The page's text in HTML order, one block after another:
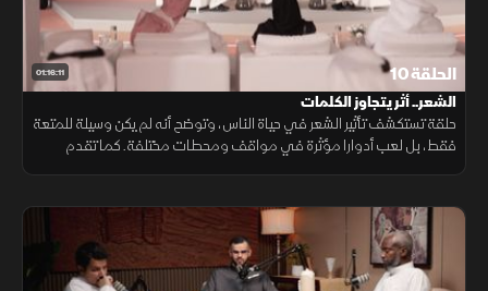
01:16:11 الحلقة 10
الشعر.. أثر يتجاوز الكلمات
حلقة تستكشف تأثير الشعر في حياة الناس، وتوضح أنه لم يكن وسيلة للمتعة
فقط، بل لعب أدوارا مؤثرة في مواقف ومحطات مختلفة. كما تقدم